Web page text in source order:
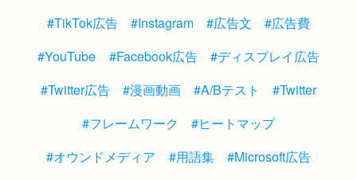
#TikTok広告
#Instagram #広告文
#広告費
#YouTube
#Facebook広告
#ディスプレイ広告
#Twitter広告
#漫画動画 #A/Bテスト
#Twitter
#フレームワーク
#ヒートマップ
#オウンドメディア
#用語集
#Microsoft広告